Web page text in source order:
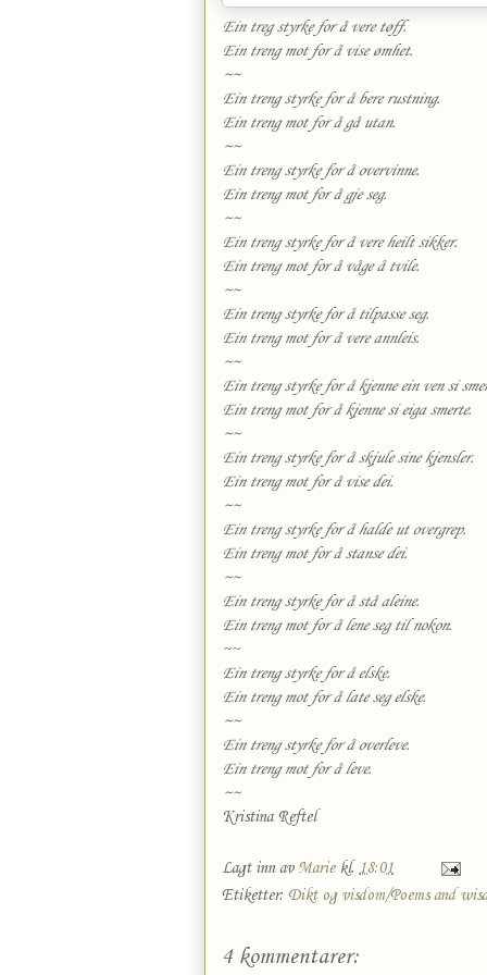
Ein treg styrke for å vere tøff.
Ein treng mot for å vise ømhet.
~~
Ein treng styrke for å bere rustning.
Ein treng mot for å gå utan.
~~
Ein treng styrke for å overvinne.
Ein treng mot for å gje seg.
~~
Ein treng styrke for å vere heilt sikker.
Ein treng mot for å våge å tvile.
~~
Ein treng styrke for å tilpasse seg.
Ein treng mot for å vere annleis.
~~
Ein treng styrke for å kjenne ein ven si
Ein treng mot for å kjenne si eiga smerte.
~~
Ein treng styrke for å skjule sine kjensler.
Ein treng mot for å vise dei.
~~
Ein treng styrke for å halde ut overgrep.
Ein treng mot for å stanse dei.
~~
Ein treng styrke for å stå aleine.
Ein treng mot for å lene seg tilnokon.
~~
Ein treng styrke for å elske.
Ein treng mot for å late seg elske.
~~
Ein treng styrke for å overleve.
Ein treng mot for å leve.
~~
Kristina Reftel
Lagt inn avMarie kl. 18:01
Etiketter: Dikt og visdom/Poems and
4 kommentarer: